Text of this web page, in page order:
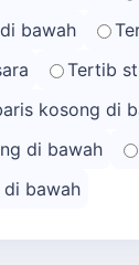
bawah
Tertib
kosong di
di bawah
bawah